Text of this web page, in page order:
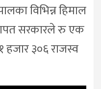
विभिन्न हिमाल
सरकारले रु एक
३०६ राजस्व